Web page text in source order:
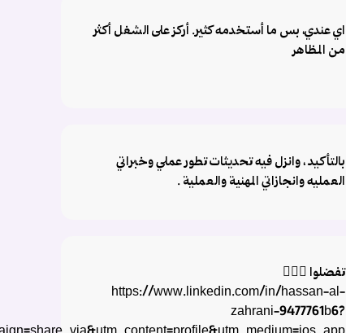
اي عندي، بس ما أستخدمه كثير. أركز على الشغل أكثر
من المظاهر
بالتأكيد ، وانزل فيه تحديثات تطور عملي وخبراتي
العمليه وانجازاتي المهنية والعملية .
تفضلوا 🚶🏻‍♂️
https://www.linkedin.com/in/hassan-al-
zahrani-9477761b6?